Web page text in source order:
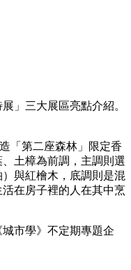
」三大展區亮點介紹。
「第二座森林」限定香
土樟為前調，主調則選
與紅檜木，底調則是混
在房子裡的人在其中烹
市學》不定期專題企